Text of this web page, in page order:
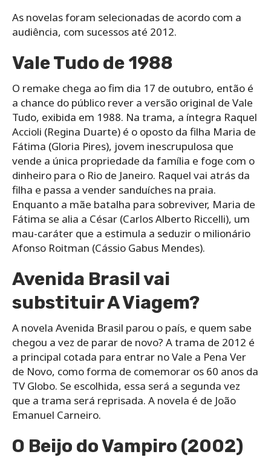
As novelas foram selecionadas de acordo com a
audiência, com sucessos até 2012.
Vale Tudo de 1988
O remake chega ao fim dia 17 de outubro, então é
a chance do público rever a versão original de Vale
Tudo, exibida em 1988. Na trama, a íntegra Raquel
Accioli (Regina Duarte) é o oposto da filha Maria de
Fátima (Gloria Pires), jovem inescrupulosa que
vende a única propriedade da família e foge com o
dinheiro para o Rio de Janeiro. Raquel vai atrás da
filha e passa a vender sanduíches na praia.
Enquanto a mãe batalha para sobreviver, Maria de
Fátima se alia a César (Carlos Alberto Riccelli), um
mau-caráter que a estimula a seduzir o milionário
Afonso Roitman (Cássio Gabus Mendes).
Avenida Brasil vai
substituir A Viagem?
A novela Avenida Brasil parou o país, e quem sabe
chegou a vez de parar de novo? A trama de 2012 é
a principal cotada para entrar no Vale a Pena Ver
de Novo, como forma de comemorar os 60 anos da
TV Globo. Se escolhida, essa será a segunda vez
que a trama será reprisada. A novela é de João
Emanuel Carneiro.
O Beijo do Vampiro (2002)